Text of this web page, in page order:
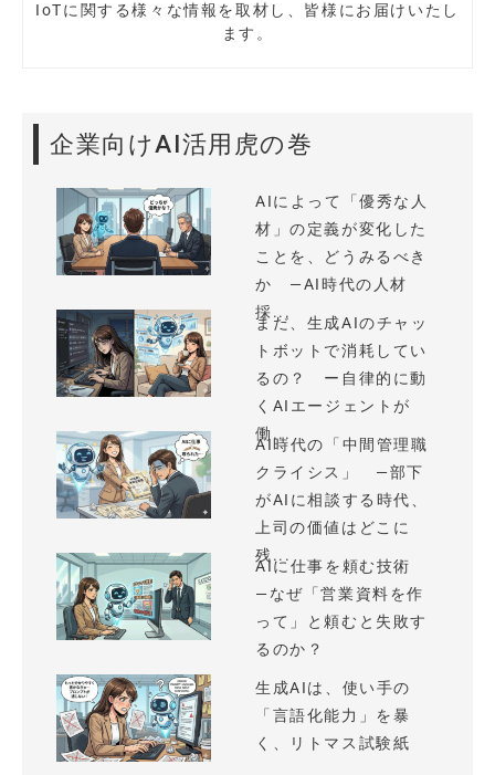
IoTに関する様々な情報を取材し、皆様にお届けいたし
ます。
企業向けAI活用虎の巻
AIによって「優秀な人
材」の定義が変化した
ことを、どうみるべき
か —AI時代の人材
採...
まだ、生成AIのチャッ
トボットで消耗してい
るの？ ー自律的に動
くAIエージェントが
働...
AI時代の「中間管理職
クライシス」 —部下
がAIに相談する時代、
上司の価値はどこに
残...
AIに仕事を頼む技術
—なぜ「営業資料を作
って」と頼むと失敗す
るのか？
生成AIは、使い手の
「言語化能力」を暴
く、リトマス試験紙